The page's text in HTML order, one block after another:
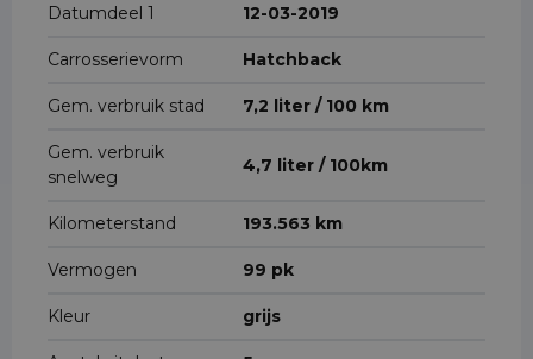
Datumdeel 1 12-03-2019
Carrosserievorm Hatchback
Gem. verbruik stad 7,2 liter / 100 km
Gem. verbruik
snelweg
4,7 liter / 100km
Kilometerstand 193.563 km
Vermogen 99 pk
Kleur grijs